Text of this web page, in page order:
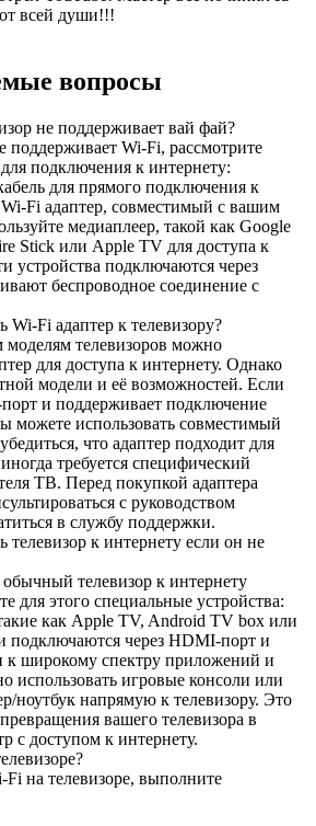
всей души!!!
вопросы
не поддерживает вай фай?
поддерживает Wi-Fi, рассмотрите
подключения к интернету:
для прямого подключения к
Wi-Fi адаптер, совместимый с вашим
медиаплеер, такой как Google
Stick или Apple TV для доступа к
устройства подключаются через
беспроводное соединение с
Fi адаптер к телевизору?
телевизоров можно
для доступа к интернету. Однако
модели и её возможностей. Если
и поддерживает подключение
можете использовать совместимый
что адаптер подходит для
требуется специфический
ТВ. Перед покупкой адаптера
с руководством
в службу поддержки.
к интернету если он не
телевизор к интернету
для этого специальные устройства:
как Apple TV, Android TV box или
подключаются через HDMI-порт и
к широкому спектру приложений и
использовать игровые консоли или
ноутбук напрямую к телевизору. Это
вашего телевизора в
с доступом к интернету.
на телевизоре, выполните